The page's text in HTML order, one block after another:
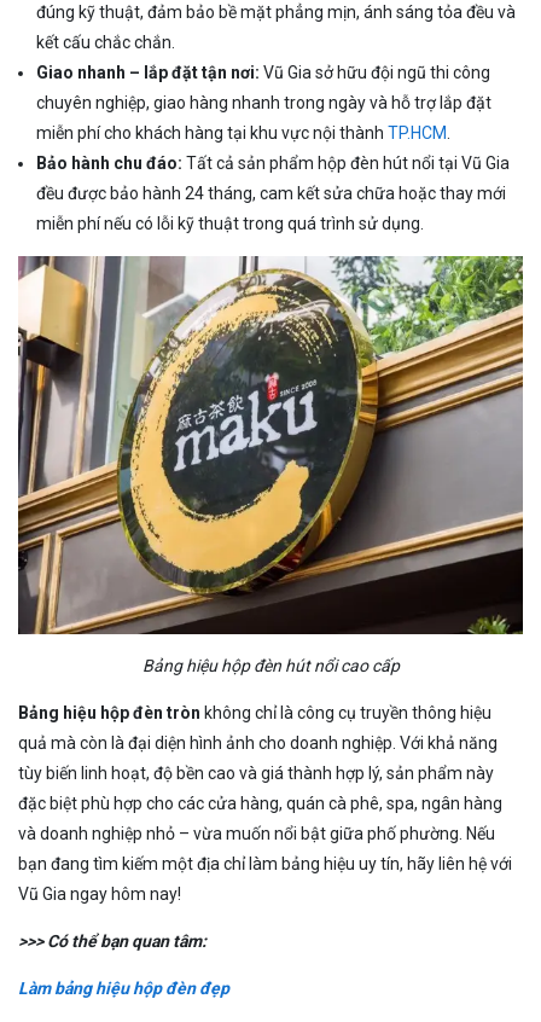
đúng kỹ thuật, đảm bảo bề mặt phẳng mịn, ánh sáng tỏa đều và
kết cấu chắc chắn.
Giao nhanh – lắp đặt tận nơi: Vũ Gia sở hữu đội ngũ thi công
chuyên nghiệp, giao hàng nhanh trong ngày và hỗ trợ lắp đặt
miễn phí cho khách hàng tại khu vực nội thành TP.HCM
Bảo hành chu đáo: Tất cả sản phẩm hộp đèn hút nổi tại Vũ Gia
đều được bảo hành 24 tháng, cam kết sửa chữa hoặc thay mới
miễn phí nếu có lỗi kỹ thuật trong quá trình sử dụng.
Bảng hiệu hộp đèn hút nổi cao cấp
Bảng hiệu hộp đèn tròn không chỉ là công cụ truyền thông hiệu
quả mà còn là đại diện hình ảnh cho doanh nghiệp. Với khả năng
tùy biến linh hoạt, độ bền cao và giá thành hợp lý, sản phẩm này
đặc biệt phù hợp cho các cửa hàng, quán cà phê, spa, ngân hàng
và doanh nghiệp nhỏ – vừa muốn nổi bật giữa phố phường. Nếu
bạn đang tìm kiếm một địa chỉ làm bảng hiệu uy tín, hãy liên hệ với
Vũ Gia ngay hôm nay!
>>> Có thể bạn quan tâm:
Làm bảng hiệu hộp đèn đẹp